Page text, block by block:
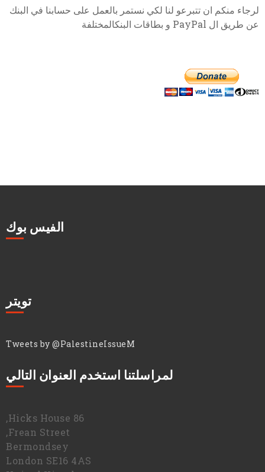
لرجاء منكم ان تتبرعو لنا لكي نستمر بالعمل على حسابنا في البنك
عن طريق ال PayPal و بطاقات البنكالمختلفة
الفيس بوك
تويتر
Tweets by @PalestineIssueM
لمراسلتنا استخدم العنوان التالي
86 Hicks House,
Frean Street,
Bermondsey
London SE16 4AS